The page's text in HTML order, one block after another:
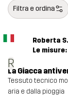
Filtra e ordina
R
Roberta S.
Le misure:
La Giacca
Tessuto tecnico
aria e dalla pioggia